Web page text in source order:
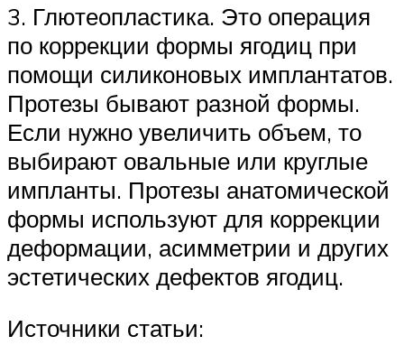
3. Глютеопластика. Это операция
по коррекции формы ягодиц при
помощи силиконовых имплантатов.
Протезы бывают разной формы.
Если нужно увеличить объем, то
выбирают овальные или круглые
импланты. Протезы анатомической
формы используют для коррекции
деформации, асимметрии и других
эстетических дефектов ягодиц.
Источники статьи: